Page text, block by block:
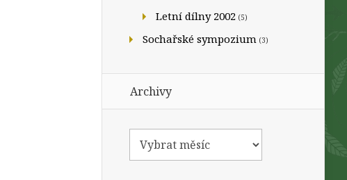
Letní dílny 2002 (5)
Sochařské sympozium (3)
Archivy